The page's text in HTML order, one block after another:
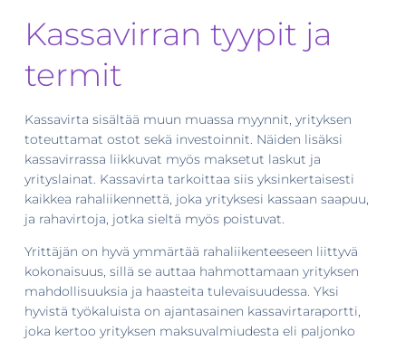
Kassavirran tyypit ja
termit
Kassavirta sisältää muun muassa myynnit, yrityksen
toteuttamat ostot sekä investoinnit. Näiden lisäksi
kassavirrassa liikkuvat myös maksetut laskut ja
yrityslainat. Kassavirta tarkoittaa siis yksinkertaisesti
kaikkea rahaliikennettä, joka yrityksesi kassaan saapuu,
ja rahavirtoja, jotka sieltä myös poistuvat.
Yrittäjän on hyvä ymmärtää rahaliikenteeseen liittyvä
kokonaisuus, sillä se auttaa hahmottamaan yrityksen
mahdollisuuksia ja haasteita tulevaisuudessa. Yksi
hyvistä työkaluista on ajantasainen kassavirtaraportti,
joka kertoo yrityksen maksuvalmiudesta eli paljonko